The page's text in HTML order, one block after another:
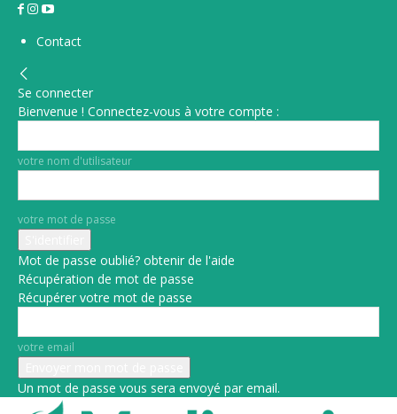
Contact
Se connecter
Bienvenue ! Connectez-vous à votre compte :
votre nom d'utilisateur
votre mot de passe
Mot de passe oublié? obtenir de l'aide
Récupération de mot de passe
Récupérer votre mot de passe
votre email
Un mot de passe vous sera envoyé par email.